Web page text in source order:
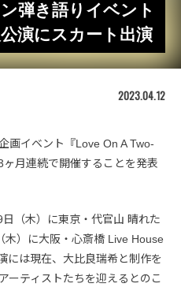
弾き語りイベント
演にスカート出演
2023.04.12
画イベント『Love On A Two-
月連続で開催することを発表
（木）に東京・代官山 晴れた
木）に大阪・心斎橋 Live House
には現在、大比良瑞希と制作を
ーティストたちを迎えるとのこ